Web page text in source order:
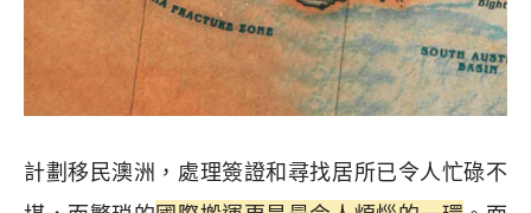
計劃移民澳洲，處理簽證和尋找居所已令人忙碌不